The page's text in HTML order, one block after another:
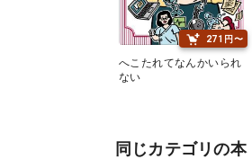
271円〜
へこたれてなんかいられ
ない
同じカテゴリの本